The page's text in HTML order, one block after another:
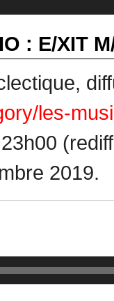
: E/XIT
les-
2019.